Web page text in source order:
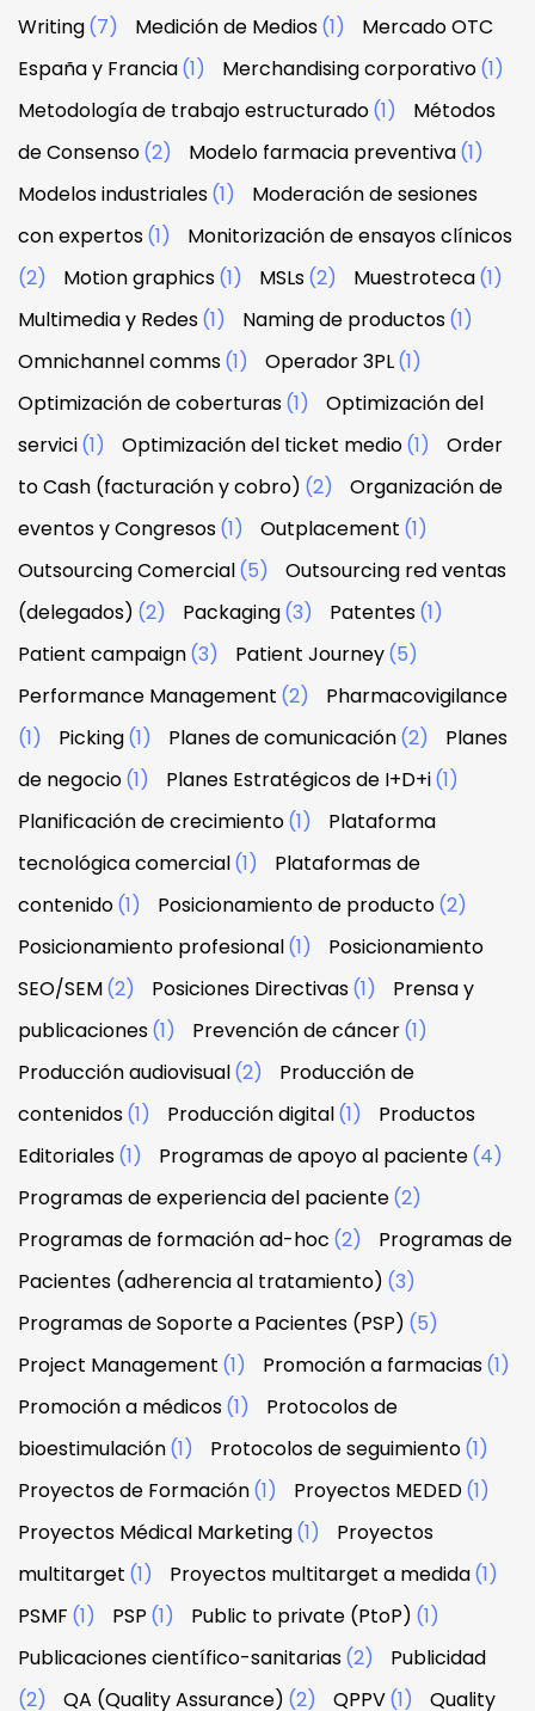
Writing(7) Medición de Medios(1)
Mercado OTC
España y Francia(1) Merchandising corporativo(1)
Metodología de trabajo estructurado(1)
Métodos
de Consenso(2) Modelo farmacia preventiva(1)
Modelos industriales(1)
Moderación de sesiones
con expertos(1)
Monitorización de ensayos clínicos
(2)
Motion graphics(1) MSLs(2) Muestroteca(1)
Multimedia y Redes(1) Naming de productos(1)
Omnichannel comms(1) Operador 3PL(1)
Optimización de coberturas(1)
Optimización del
servici(1) Optimización del ticket medio(1)
Order
to Cash (facturación y cobro) (2)
Organización de
eventos y Congresos(1) Outplacement (1)
Outsourcing Comercial(5)
Outsourcing red ventas
(delegados) (2) Packaging(3) Patentes(1)
Patient campaign(3) Patient Journey(5)
Performance Management (2)
Pharmacovigilance
(1)
Picking(1) Planes de comunicación(2)
Planes
de negocio(1) Planes Estratégicos de I+D+i(1)
Planificación de crecimiento(1)
Plataforma
tecnológica comercial(1)
Plataformas de
contenido(1) Posicionamiento de producto(2)
Posicionamiento profesional(1)
Posicionamiento
SEO/SEM(2) Posiciones Directivas(1)
Prensa y
publicaciones(1) Prevención de cáncer(1)
Producción audiovisual(2)
Producción de
contenidos(1) Producción digital(1)
Productos
Editoriales(1) Programas de apoyo al paciente(4)
Programas de experiencia del paciente(2)
Programas de formación ad-hoc (2)
Programas de
Pacientes (adherencia al tratamiento) (3)
Programas de Soporte a Pacientes (PSP) (5)
Project Management (1) Promoción a farmacias(1)
Promoción a médicos(1)
Protocolos de
bioestimulación(1) Protocolos de seguimiento(1)
Proyectos de Formación(1) Proyectos MEDED(1)
Proyectos Médical Marketing(1)
Proyectos
multitarget (1) Proyectos multitarget a medida(1)
PSMF (1) PSP (1) Public to private (PtoP) (1)
Publicaciones científico-sanitarias(2)
Publicidad
(2)
QA (Quality Assurance) (2) QPPV(1) Quality